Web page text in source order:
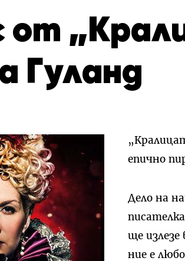
Гуланд
епично
Дело на
ще излезе
ние е